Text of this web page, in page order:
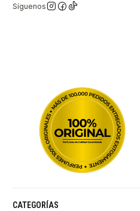
Síguenos
CATEGORÍAS